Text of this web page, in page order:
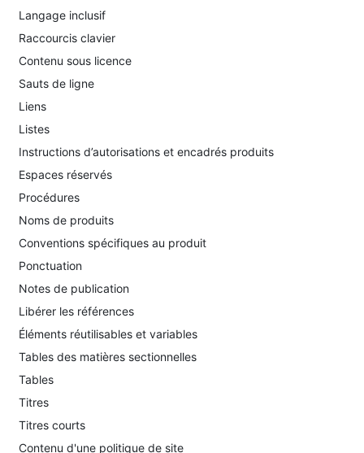
Langage inclusif
Raccourcis clavier
Contenu sous licence
Sauts de ligne
Liens
Listes
Instructions d’autorisations et encadrés produits
Espaces réservés
Procédures
Noms de produits
Conventions spécifiques au produit
Ponctuation
Notes de publication
Libérer les références
Éléments réutilisables et variables
Tables des matières sectionnelles
Tables
Titres
Titres courts
Contenu d'une politique de site